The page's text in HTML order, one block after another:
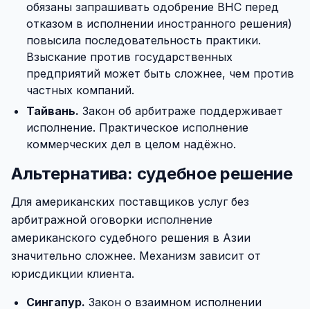
обязаны запрашивать одобрение ВНС перед
отказом в исполнении иностранного решения)
повысила последовательность практики.
Взыскание против государственных
предприятий может быть сложнее, чем против
частных компаний.
Тайвань. Закон об арбитраже поддерживает
исполнение. Практическое исполнение
коммерческих дел в целом надёжно.
Альтернатива: судебное решение
Для американских поставщиков услуг без
арбитражной оговорки исполнение
американского судебного решения в Азии
значительно сложнее. Механизм зависит от
юрисдикции клиента.
Сингапур. Закон о взаимном исполнении